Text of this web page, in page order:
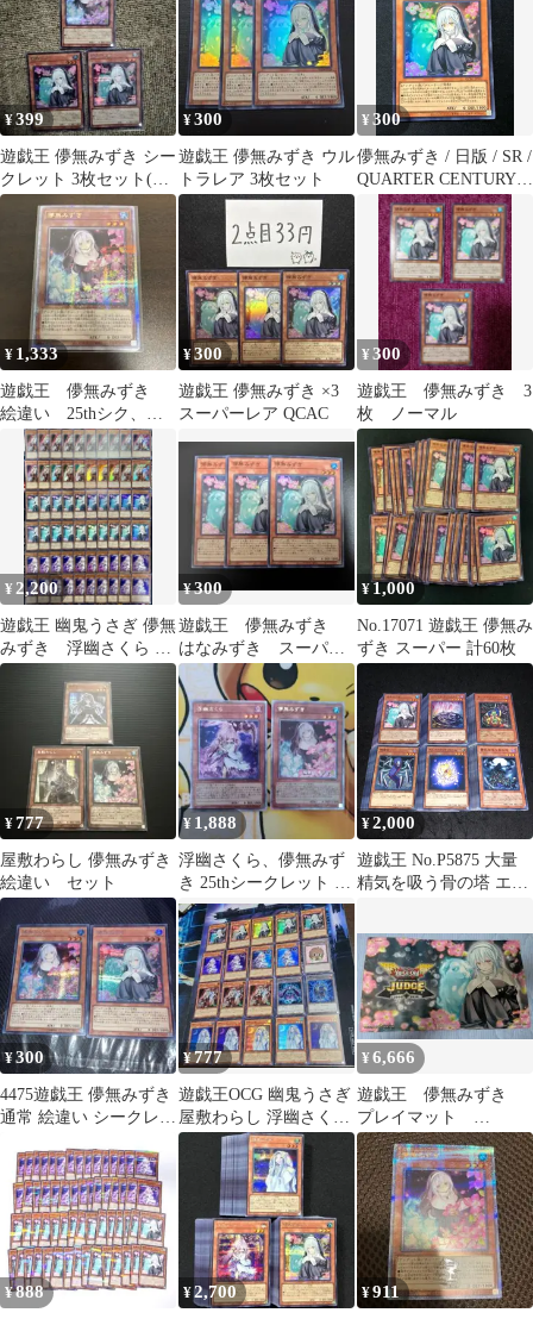
¥399
遊戯王 儚無みずき シー
クレット 3枚セット(う
ち１枚絵違い)
¥300
遊戯王 儚無みずき ウル
トラレア 3枚セット
¥300
儚無みずき / 日版 / SR /
QUARTER CENTURY
ART COLLECTION /
QCAC-JP052 /
ID:60643553
¥ 1,333
遊戯王 儚無みずき
絵違い 25thシク、シ
ークレット
¥300
遊戯王 儚無みずき ×3
スーパーレア QCAC
¥300
遊戯王 儚無みずき 3
枚 ノーマル
¥ 2,200
遊戯王 幽鬼うさぎ 儚無
みずき 浮幽さくら 各
20枚 ウルトラ スー
パー セット
¥300
遊戯王 儚無みずき
はなみずき スーパー
レア3枚 メルカリ便
¥1,000
No.17071 遊戯王 儚無み
ずき スーパー 計60枚
¥777
屋敷わらし 儚無みずき
絵違い セット
¥ 1,888
浮幽さくら、儚無みず
き 25thシークレット 2
枚
¥2,000
遊戯王 No.P5875 大量
精気を吸う骨の塔 エレ
ントムオブカオス 儚無
みずき 各約50枚 計約
300枚
¥300
4475遊戯王 儚無みずき
通常 絵違い シークレッ
¥777
遊戯王OCG 幽鬼うさぎ
屋敷わらし 浮幽さくら
儚無みずき まとめ
¥6,666
遊戯王 儚無みずき
プレイマット
JUDGE 開封品
¥888 ¥2,700 ¥911